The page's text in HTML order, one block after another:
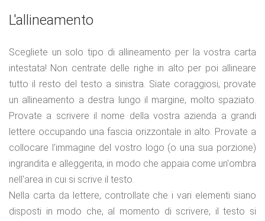
L'allineamento
Scegliete un solo tipo di allineamento per la vostra carta
intestata! Non centrate delle righe in alto per poi allineare
tutto il resto del testo a sinistra. Siate coraggiosi, provate
un allineamento a destra lungo il margine, molto spaziato.
Provate a scrivere il nome della vostra azienda a grandi
lettere occupando una fascia orizzontale in alto. Provate a
collocare l'immagine del vostro logo (o una sua porzione)
ingrandita e alleggerita, in modo che appaia come un'ombra
nell'area in cui si scrive il testo.
Nella carta da lettere, controllate che i vari elementi siano
disposti in modo che, al momento di scrivere, il testo si